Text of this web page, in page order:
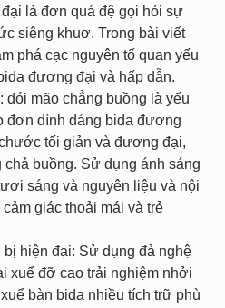
là đơn quá đệ gọi hỏi sự
siêng khuơ. Trong bài viết
phá cạc nguyên tố quan yếu
đương đại và hấp dẫn.
mão chẳng buồng là yếu
đơn dính dáng bida đương
tối giản và đương đại,
buồng. Sử dụng ánh sáng
sáng và nguyên liệu và nội
giác thoải mái và trẻ
hiện đại: Sử dụng đả nghệ
xuể đỡ cao trải nghiệm nhởi
bàn bida nhiều tích trữ phù